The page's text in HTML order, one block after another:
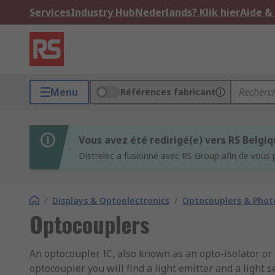
ServicesIndustry HubNederlands? Klik hierAide
Menu Références fabricant
Vous avez été redirigé(e) vers RS
Distrelec a fusionné avec RS Group afin de
/ Displays & Optoelectronics / Optocouplers &
Optocouplers
An optocoupler IC, also known as an opto-isolator
optocoupler you will find a light emitter and a light